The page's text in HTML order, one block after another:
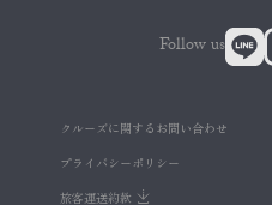
クルーズに関するお問い合わせ
プライバシーポリシー
旅客運送約款
Follow us